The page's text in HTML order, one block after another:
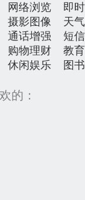
网络浏览 即
摄影图像 天
通话增强 短
购物理财 教
休闲娱乐 图
的：